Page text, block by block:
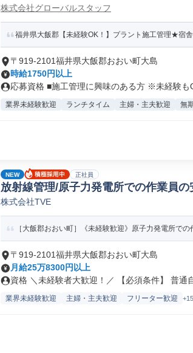
株式会社グローバルスタッフ
福井県大飯郡【未経験OK！】プラント施工管理★宿
〒919-2101福井県大飯郡おおい町大島
時給1750円以上
応募資格 ■施工管理に興味のある方 ※未経験も
業界未経験歓迎 ランチタイム 主婦・主夫歓迎 無
NEW 正社員
放射線管理/原子力発電所での作業員
株式会社TVE
［大飯郡おおい町］《未経験歓迎》原子力発電所で
〒919-2101福井県大飯郡おおい町大島
月給25万8300円以上
資格 ＼未経験者大歓迎！／ 【必須条件】 普通
業界未経験歓迎 主婦・主夫歓迎 フリーター歓迎